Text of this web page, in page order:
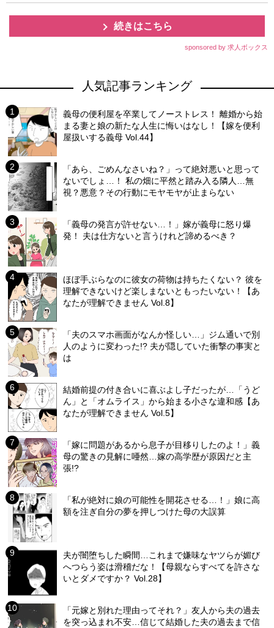
続きはこちら
sponsored by 求人ボックス
人気記事ランキング
義母の便利屋を卒業してノーストレス！ 離婚から始
まる妻と娘の新たな人生に悔いはなし！【嫁を便利
屋扱いする義母 Vol.44】
「あら、ごめんなさいね？」って絶対悪いと思って
ないでしょ…！ 私の畑に平然と踏み入る隣人…無
視？悪意？その行動にモヤモヤが止まらない
「義母の発言が許せない…！」嫁が義母に怒り爆
発！ 夫は仕方ないと言うけれど諦めるべき？
ほぼ手ぶらなのに彼女の荷物は持ちたくない？ 彼を
理解できないけど楽しまないともったいない！【あ
なたが理解できません Vol.8】
「夫のスマホ画面がなんか怪しい…」ジム通いで別
人のように変わった!? 夫が隠していた衝撃の事実と
は
結婚前提の付き合いに喜ぶよし子だったが…「うど
ん」と「オムライス」から始まる小さな違和感【あ
なたが理解できません Vol.5】
「嫁に問題があるから息子が目移りしたのよ！」義
母の驚きの見解に唖然…嫁の高学歴が原因だと主
張!?
「私が絶対に娘の可能性を開花させる…！」娘に高
額を注ぎ自分の夢を押しつけた母の大誤算
夫が闇堕ちした瞬間…これまで嫌味なヤツらが媚び
へつらう姿は滑稽だな！【母親ならすべてを許さな
いとダメですか？ Vol.28】
「元嫁と別れた理由ってそれ？」友人から夫の過去
を突っ込まれ不安…信じて結婚した夫の過去まで信